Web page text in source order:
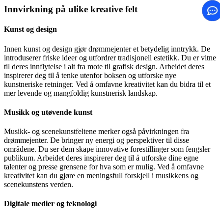
Innvirkning på ulike kreative felt
Kunst og design
Innen kunst og design gjør drømmejenter et betydelig inntrykk. De
introduserer friske ideer og utfordrer tradisjonell estetikk. Du er vitne
til deres innflytelse i alt fra mote til grafisk design. Arbeidet deres
inspirerer deg til å tenke utenfor boksen og utforske nye
kunstneriske retninger. Ved å omfavne kreativitet kan du bidra til et
mer levende og mangfoldig kunstnerisk landskap.
Musikk og utøvende kunst
Musikk- og scenekunstfeltene merker også påvirkningen fra
drømmejenter. De bringer ny energi og perspektiver til disse
områdene. Du ser dem skape innovative forestillinger som fengsler
publikum. Arbeidet deres inspirerer deg til å utforske dine egne
talenter og presse grensene for hva som er mulig. Ved å omfavne
kreativitet kan du gjøre en meningsfull forskjell i musikkens og
scenekunstens verden.
Digitale medier og teknologi